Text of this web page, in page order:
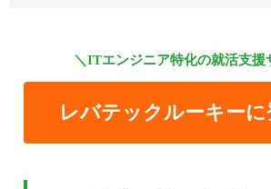
＼ITエンジニア特化の就活支援
レバテックルーキーに